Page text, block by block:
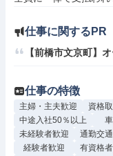
仕事に関するPR
【前橋市文京町】
仕事の特徴
主婦・主夫歓迎 資格
中途入社50％以上
未経験者歓迎
通勤交
経験者歓迎
有資格